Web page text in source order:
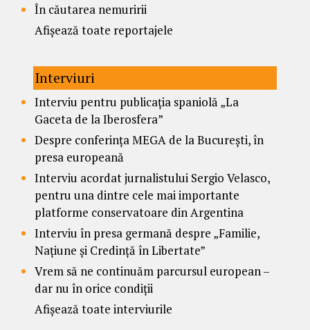
În căutarea nemuririi
Afișează toate reportajele
Interviuri
Interviu pentru publicația spaniolă „La
Gaceta de la Iberosfera”
Despre conferința MEGA de la București, în
presa europeană
Interviu acordat jurnalistului Sergio Velasco,
pentru una dintre cele mai importante
platforme conservatoare din Argentina
Interviu în presa germană despre „Familie,
Națiune și Credință în Libertate”
Vrem să ne continuăm parcursul european –
dar nu în orice condiții
Afișează toate interviurile